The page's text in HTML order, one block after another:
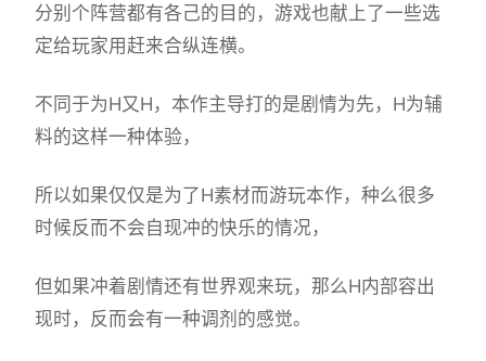
分别个阵营都有各己的目的，游戏也献上了一些选
定给玩家用赶来合纵连横。
不同于为H又H，本作主导打的是剧情为先，H为辅
料的这样一种体验，
所以如果仅仅是为了H素材而游玩本作，种么很多
时候反而不会自现冲的快乐的情况，
但如果冲着剧情还有世界观来玩，那么H内部容出
现时，反而会有一种调剂的感觉。